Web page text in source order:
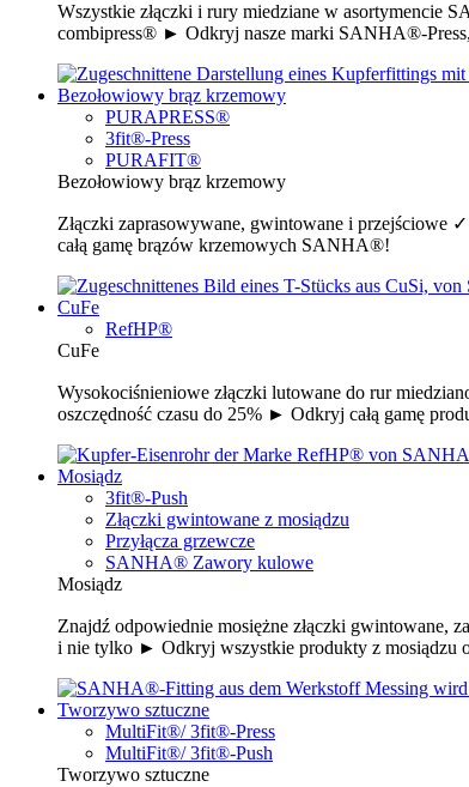
Wszystkie złączki i rury miedziane w asortymencie
combipress® ► Odkryj nasze marki SANHA®-
Bezołowiowy brąz krzemowy
PURAPRESS®
3fit®-Press
PURAFIT®
Bezołowiowy brąz krzemowy
Złączki zaprasowywane, gwintowane i
całą gamę brązów krzemowych SANHA®!
CuFe
RefHP®
CuFe
Wysokociśnieniowe złączki lutowane do rur
oszczędność czasu do 25% ► Odkryj całą gamę
Mosiądz
3fit®-Push
Złączki gwintowane z mosiądzu
Przyłącza grzewcze
SANHA® Zawory kulowe
Mosiądz
Znajdź odpowiednie mosiężne złączki gwintowane,
i nie tylko ► Odkryj wszystkie produkty z
Tworzywo sztuczne
MultiFit®/ 3fit®-Press
MultiFit®/ 3fit®-Push
Tworzywo sztuczne